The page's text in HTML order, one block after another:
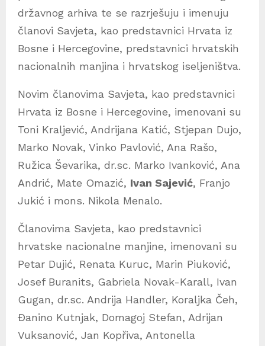
državnog arhiva te se razrješuju i imenuju
članovi Savjeta, kao predstavnici Hrvata iz
Bosne i Hercegovine, predstavnici hrvatskih
nacionalnih manjina i hrvatskog iseljeništva.
Novim članovima Savjeta, kao predstavnici
Hrvata iz Bosne i Hercegovine, imenovani su
Toni Kraljević, Andrijana Katić, Stjepan Dujo,
Marko Novak, Vinko Pavlović, Ana Rašo,
Ružica Ševarika, dr.sc. Marko Ivanković, Ana
Andrić, Mate Omazić, Ivan Sajević, Franjo
Jukić i mons. Nikola Menalo.
Članovima Savjeta, kao predstavnici
hrvatske nacionalne manjine, imenovani su
Petar Dujić, Renata Kuruc, Marin Piuković,
Josef Buranits, Gabriela Novak-Karall, Ivan
Gugan, dr.sc. Andrija Handler, Koraljka Čeh,
Đanino Kutnjak, Domagoj Stefan, Adrijan
Vuksanović, Jan Kopřiva, Antonella